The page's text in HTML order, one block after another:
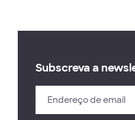
Subscreva a